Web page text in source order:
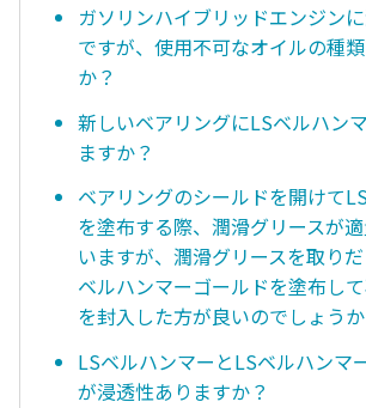
ガソリンハイブリッドエンジン
ですが、使用不可なオイルの種
か？
新しいベアリングにLSベルハン
ますか？
ベアリングのシールドを開けて
を塗布する際、潤滑グリースが
いますが、潤滑グリースを取りだ
ベルハンマーゴールドを塗布し
を封入した方が良いのでしょうか
LSベルハンマーとLSベルハンマ
が浸透性ありますか？